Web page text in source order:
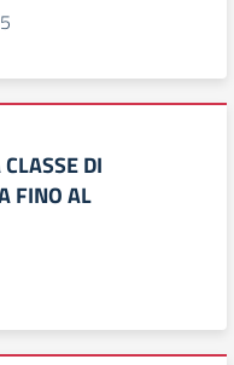
DI
FINO AL